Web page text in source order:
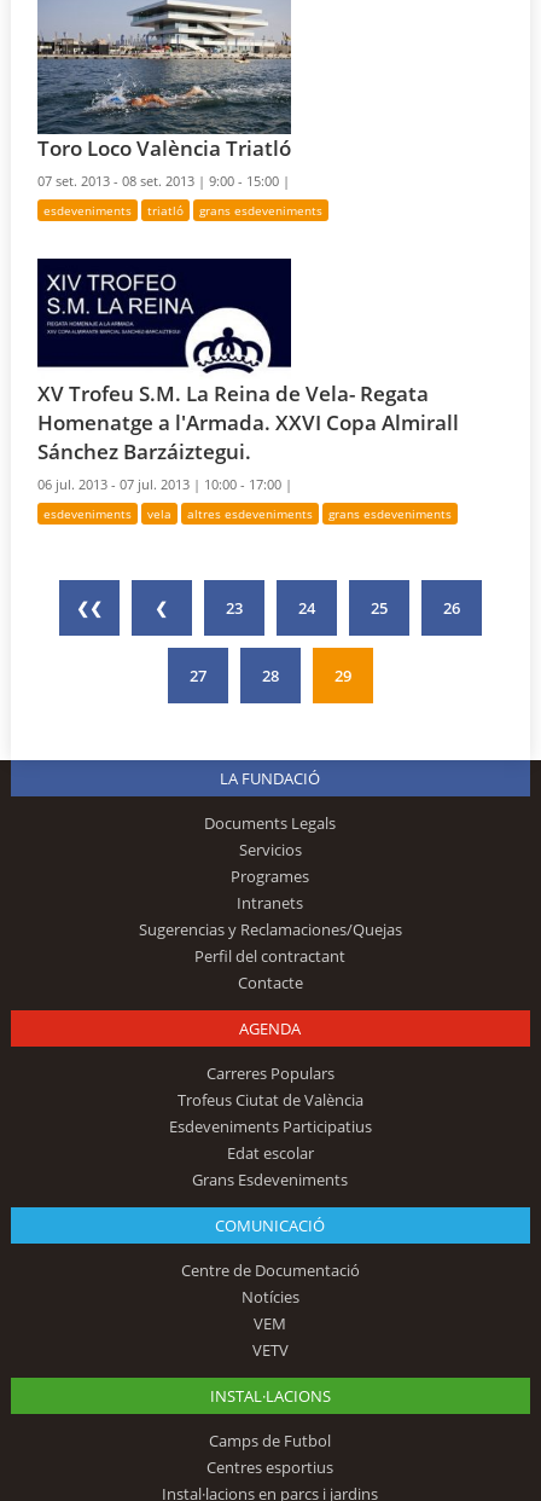
Toro Loco València Triatló
07 set. 2013 - 08 set. 2013 |9:00 - 15:00 |
esdeveniments triatló grans esdeveniments
XV Trofeu S.M. La Reina de Vela- Regata
Homenatge a l'Armada. XXVI Copa Almirall
Sánchez Barzáiztegui.
06 jul. 2013 - 07 jul. 2013 | 10:00 - 17:00 |
esdeveniments vela altres esdeveniments grans esdeveniments
❮❮ ❮ 23 24 25 26
27 28 29
LA FUNDACIÓ
Documents Legals
Servicios
Programes
Intranets
Sugerencias y Reclamaciones/Quejas
Perfil del contractant
Contacte
AGENDA
Carreres Populars
Trofeus Ciutat de València
Esdeveniments Participatius
Edat escolar
Grans Esdeveniments
COMUNICACIÓ
Centre de Documentació
Notícies
VEM
VETV
INSTAL·LACIONS
Camps de Futbol
Centres esportius
Instal·lacions en parcs i jardins